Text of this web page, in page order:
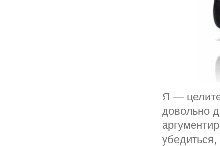
Я —
довольно